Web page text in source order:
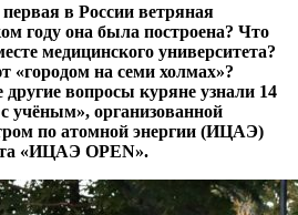
в России ветряная
году она была построена? Что
медицинского университета?
на семи холмах»?
вопросы куряне узнали 14
учёным», организованной
по атомной энергии (ИЦАЭ)
«ИЦАЭ OPEN».